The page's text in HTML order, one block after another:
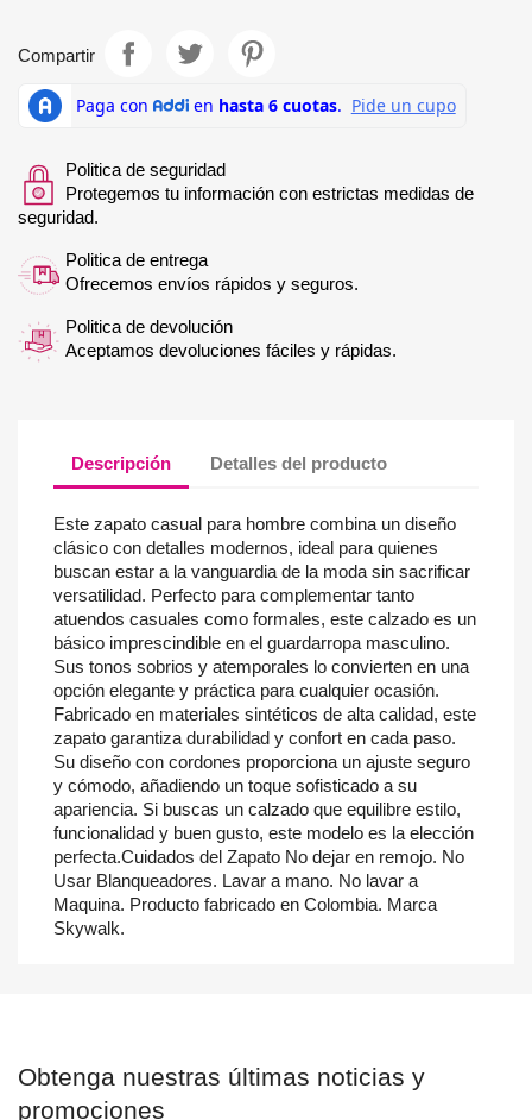
Compartir
Politica de seguridad
Protegemos tu información con estrictas medidas de
seguridad.
Politica de entrega
Ofrecemos envíos rápidos y seguros.
Politica de devolución
Aceptamos devoluciones fáciles y rápidas.
Descripción Detalles del producto
Este zapato casual para hombre combina un diseño
clásico con detalles modernos, ideal para quienes
buscan estar a la vanguardia de la moda sin sacrificar
versatilidad. Perfecto para complementar tanto
atuendos casuales como formales, este calzado es un
básico imprescindible en el guardarropa masculino.
Sus tonos sobrios y atemporales lo convierten en una
opción elegante y práctica para cualquier ocasión.
Fabricado en materiales sintéticos de alta calidad, este
zapato garantiza durabilidad y confort en cada paso.
Su diseño con cordones proporciona un ajuste seguro
y cómodo, añadiendo un toque sofisticado a su
apariencia. Si buscas un calzado que equilibre estilo,
funcionalidad y buen gusto, este modelo es la elección
perfecta.Cuidados del Zapato No dejar en remojo. No
Usar Blanqueadores. Lavar a mano. No lavar a
Maquina. Producto fabricado en Colombia. Marca
Skywalk.
Obtenga nuestras últimas noticias y
promociones